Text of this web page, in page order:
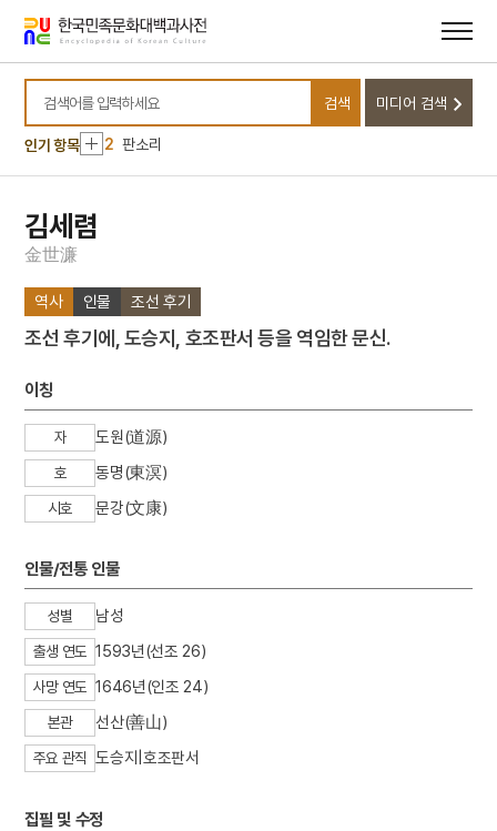
바로가기
바로가기
검색어를 입력하세요
검색 미디어 검색
인기 항목
10 강조의 정변
1 금성대군
2 판소리
3 여수·순천 10·19사건
7
박학재
8
시전대문
10 강조의 정변
1 금성대군
2
판소리
3 여수·순천 10·19사건
5
6
7 박학재
8
시전대문
연산군
김세렴
金世濂
역사 인물 조선 후기
조선 후기에, 도승지, 호조판서 등을 역임한 문신.
이칭
자 도원(道源)
호 동명(東溟)
시호 문강(文康)
인물/전통 인물
성별 남성
출생 연도 1593년(선조 26)
사망 연도 1646년(인조 24)
본관 선산(善山)
주요 관직 도승지|호조판서
집필 및 수정